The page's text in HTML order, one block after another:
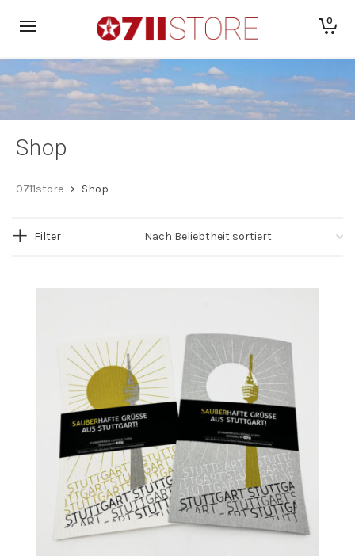
0
Shop
0711store > Shop
Filter